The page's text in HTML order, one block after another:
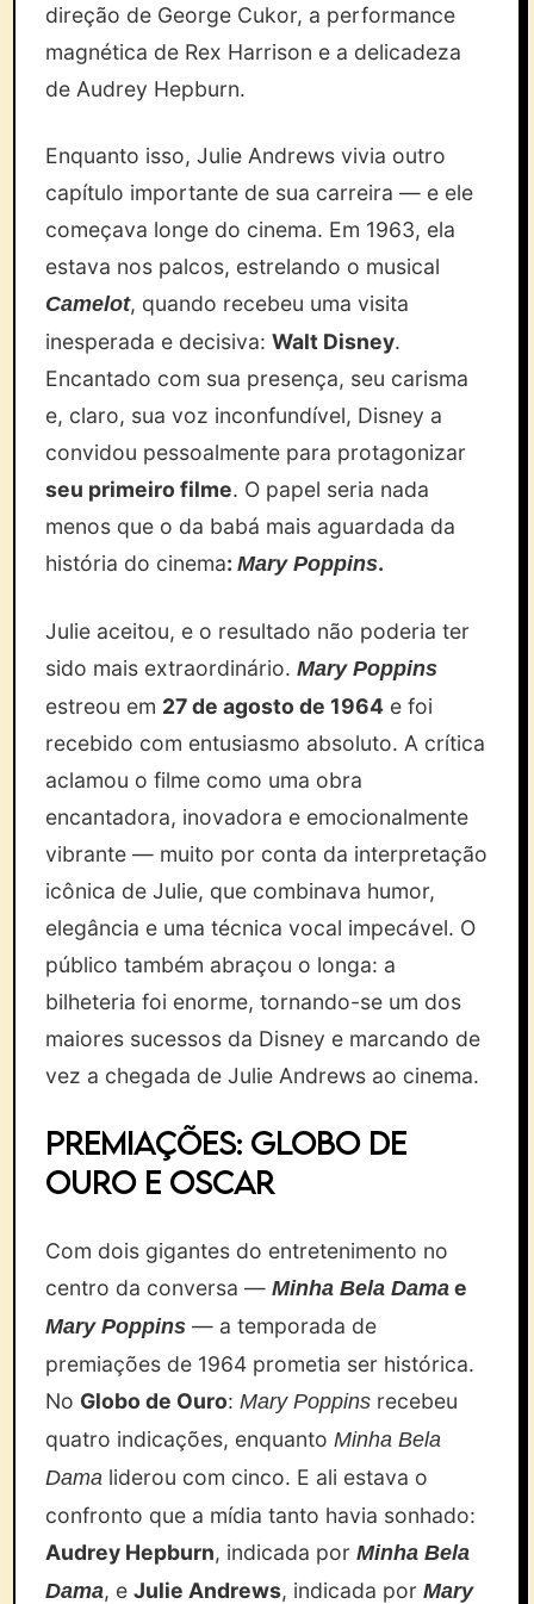
direção de George Cukor, a performance
magnética de Rex Harrison e a delicadeza
de Audrey Hepburn.
Enquanto isso, Julie Andrews vivia outro
capítulo importante de sua carreira — e ele
começava longe do cinema. Em 1963, ela
estava nos palcos, estrelando o musical
Camelot, quando recebeu uma visita
inesperada e decisiva:Walt Disney.
Encantado com sua presença, seu carisma
e, claro, sua voz inconfundível, Disney a
convidou pessoalmente para protagonizar
seu primeiro filme. O papel seria nada
menos que o da babá mais aguardada da
história do cinema:Mary Poppins.
Julie aceitou, e o resultado não poderia ter
sido mais extraordinário.Mary Poppins
estreou em 27 de agosto de 1964 e foi
recebido com entusiasmo absoluto. A crítica
aclamou o filme como uma obra
encantadora, inovadora e emocionalmente
vibrante — muito por conta da interpretação
icônica de Julie, que combinava humor,
elegância e uma técnica vocal impecável. O
público também abraçou o longa: a
bilheteria foi enorme, tornando-se um dos
maiores sucessos da Disney e marcando de
vez a chegada de Julie Andrews ao cinema.
Premiações: Globo de
Ouro e Oscar
Com dois gigantes do entretenimento no
centro da conversa —Minha Bela Dama e
Mary Poppins — a temporada de
premiações de 1964 prometia ser histórica.
No Globo de Ouro:Mary Poppins recebeu
quatro indicações, enquantoMinha Bela
Dama liderou com cinco. E ali estava o
confronto que a mídia tanto havia sonhado:
Audrey Hepburn, indicada porMinha Bela
Dama, eJulie Andrews, indicada porMary